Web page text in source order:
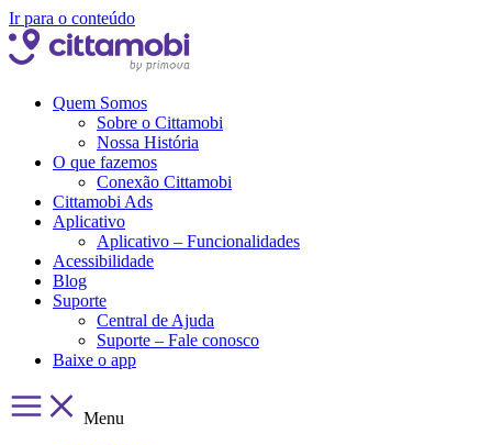
Ir para o conteúdo
Quem Somos
Sobre o Cittamobi
Nossa História
O que fazemos
Conexão Cittamobi
Cittamobi Ads
Aplicativo
Aplicativo – Funcionalidades
Acessibilidade
Blog
Suporte
Central de Ajuda
Suporte – Fale conosco
Baixe o app
Menu